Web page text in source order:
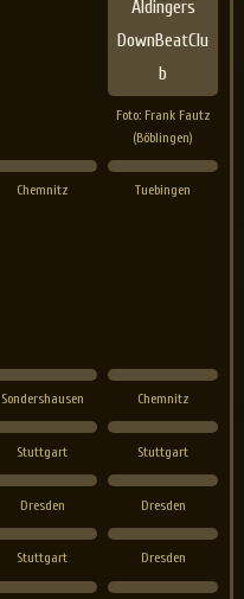
Foto: Frank Fautz
(Böblingen)
Chemnitz Tuebingen
Sondershausen Chemnitz
Stuttgart Stuttgart
Dresden Dresden
Stuttgart Dresden